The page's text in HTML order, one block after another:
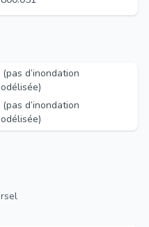
d’inondation
d’inondation